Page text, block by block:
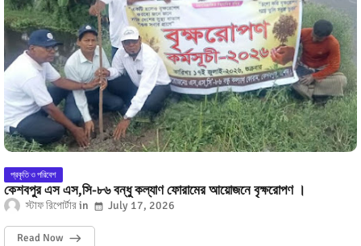
প্রকৃতি ও পরিবেশ
কেশবপুর এস এস,সি-৮৬ বন্ধু কল্যাণ ফোরামের আয়োজনে বৃক্ষরোপণ ।
স্টাফ রিপোর্টার July 17, 2026
Read Now